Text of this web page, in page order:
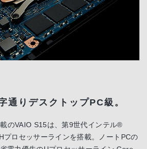
通りデスクトップPC級。
のVAIO S15は、第9世代インテル®
ロセッサーラインを搭載。ノートPCの